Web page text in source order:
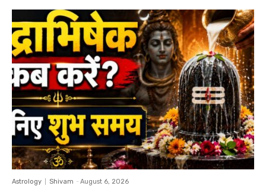
Astrology Shivam - August 6, 2026